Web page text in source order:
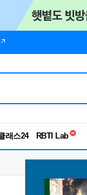
래스24
RBTI Lab
독서유형검사